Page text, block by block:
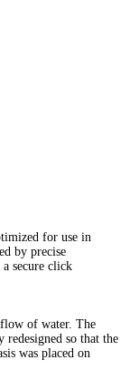
for use in
by precise
secure click
of water. The
redesigned so that the
was placed on